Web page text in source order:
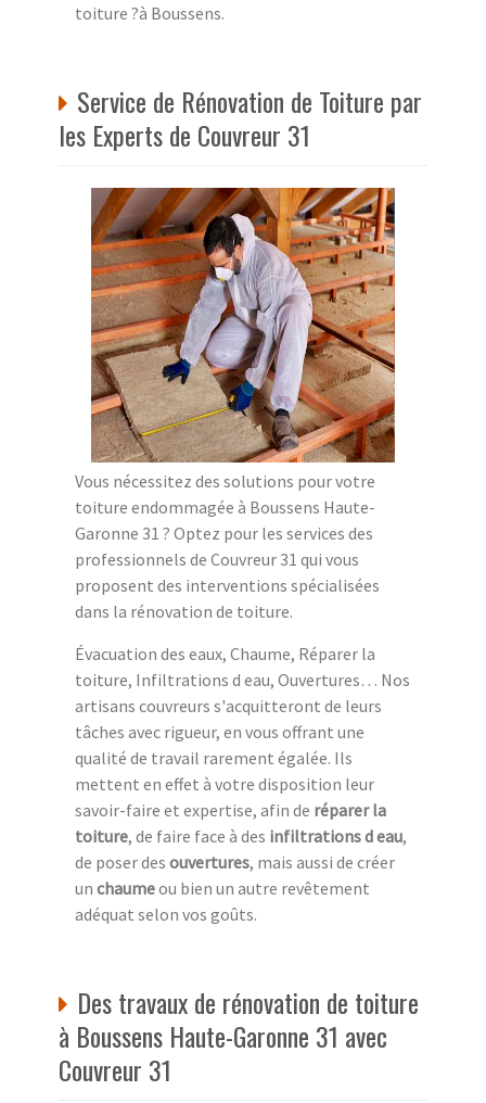
toiture ?à Boussens.
Service de Rénovation de Toiture par
les Experts de Couvreur 31
Vous nécessitez des solutions pour votre
toiture endommagée à Boussens Haute-
Garonne 31 ? Optez pour les services des
professionnels de Couvreur 31 qui vous
proposent des interventions spécialisées
dans la rénovation de toiture.
Évacuation des eaux, Chaume, Réparer la
toiture, Infiltrations d eau, Ouvertures… Nos
artisans couvreurs s'acquitteront de leurs
tâches avec rigueur, en vous offrant une
qualité de travail rarement égalée. Ils
mettent en effet à votre disposition leur
savoir-faire et expertise, afin de réparer la
toiture, de faire face à des infiltrations d eau,
de poser des ouvertures, mais aussi de créer
un chaumeou bien un autre revêtement
adéquat selon vos goûts.
Des travaux de rénovation de toiture
à Boussens Haute-Garonne 31 avec
Couvreur 31